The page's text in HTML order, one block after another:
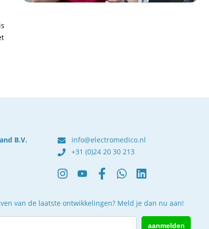
B.V.
info@electromedico.nl
+31 (0)24 20 30 213
van de laatste ontwikkelingen? Meld je dan nu aan!